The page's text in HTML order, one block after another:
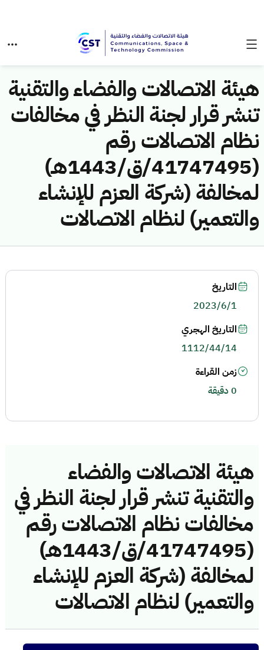
هيئة الاتصالات والفضاء والتقنية
تنشر قرار لجنة النظر في مخالفات
نظام الاتصالات رقم
(41747495/ق/1443هـ)
لمخالفة (شركة العزم للإنشاء
والتعمير) لنظام الاتصالات
هيئة الاتصالات والفضاء
والتقنية تنشر قرار لجنة النظر في
مخالفات نظام الاتصالات رقم
(41747495/ق/1443هـ)
لمخالفة (شركة العزم للإنشاء
والتعمير) لنظام الاتصالات
التاريخ
2023/6/1
التاريخ الهجري
1112/44/14
زمن القراءة
0 دقيقة